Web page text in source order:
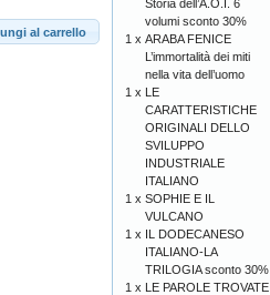
al carrello
Storia dell’A.O.I. 6
volumi sconto 30%
1 x ARABA FENICE
L’immortalità dei miti
nella vita dell’uomo
1 x LE
CARATTERISTICHE
ORIGINALI DELLO
SVILUPPO
INDUSTRIALE
ITALIANO
1 x SOPHIE E IL
VULCANO
1 x IL DODECANESO
ITALIANO-LA
TRILOGIA sconto 30%
1 x LE PAROLE TROVATE